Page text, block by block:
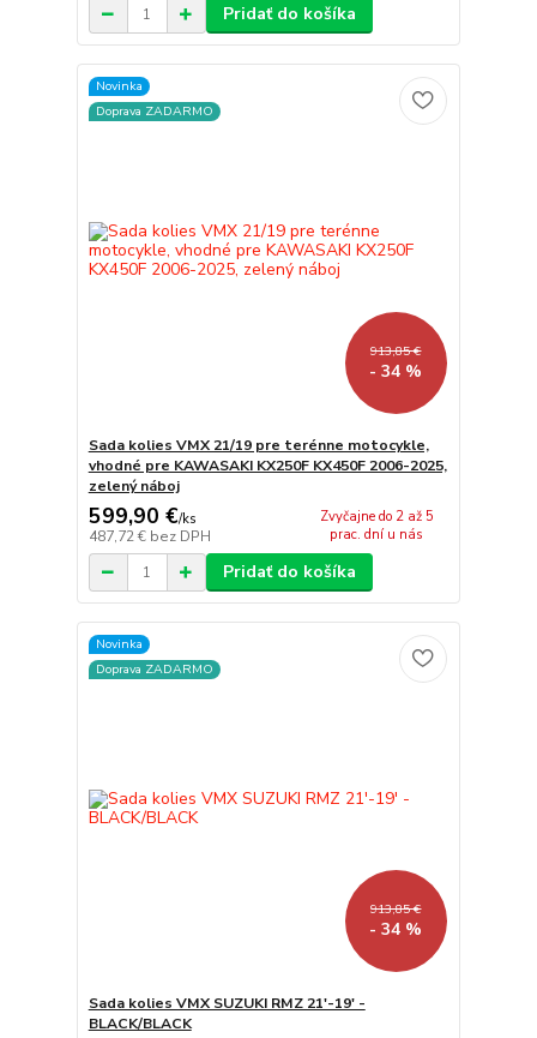
Pridať do košíka
Novinka
Doprava ZADARMO
913,85 €
- 34 %
Sada kolies VMX 21/19 pre terénne motocykle,
vhodné pre KAWASAKI KX250F KX450F 2006-2025,
zelený náboj
599,90 €/ks
487,72 € bez DPH
Zvyčajne do 2 až 5
prac. dní u nás
Pridať do košíka
Novinka
Doprava ZADARMO
913,85 €
- 34 %
Sada kolies VMX SUZUKI RMZ 21'-19' -
BLACK/BLACK